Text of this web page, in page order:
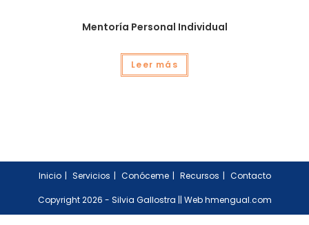
Mentoría Personal Individual
Leer más
Inicio Servicios Conóceme Recursos Contacto
Copyright 2026 - Silvia Gallostra || Web hmengual.com